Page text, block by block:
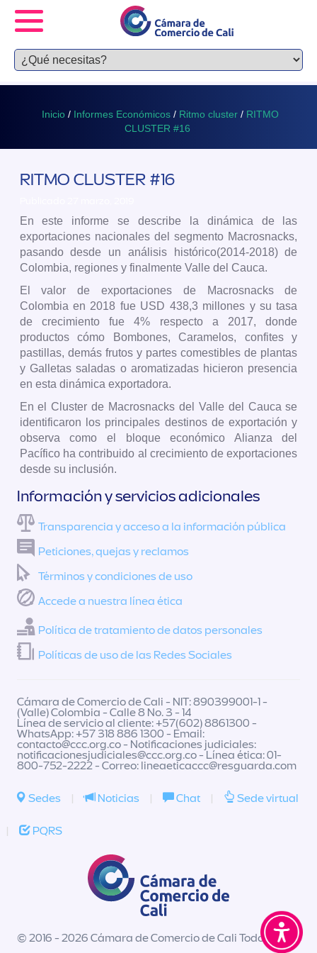
Inicio / Informes Económicos / Ritmo cluster / RITMO
CLUSTER #16
RITMO CLUSTER #16
En este informe se describe la dinámica de las
exportaciones nacionales del segmento Macrosnacks,
pasando desde un análisis histórico(2014-2018) de
Colombia, regiones y finalmente Valle del Cauca.
El valor de exportaciones de Macrosnacks de
Colombia en 2018 fue USD 438,3 millones y su tasa
de crecimiento fue 4% respecto a 2017, donde
productos cómo Bombones, Caramelos, confites y
pastillas, demás frutos y partes comestibles de plantas
y Galletas saladas o aromatizadas hicieron presencia
en esta dinámica exportadora.
En el Cluster de Macrosnacks del Valle del Cauca se
identificaron los principales destinos de exportación y
observa como el bloque económico Alianza del
Pacífico ha contribuido al crecimiento de exportaciones
desde su inclusión.
Información y servicios adicionales
Transparencia y acceso a la información pública
Peticiones, quejas y reclamos
Términos y condiciones de uso
Accede a nuestra línea ética
Política de tratamiento de datos personales
Políticas de uso de las Redes Sociales
Cámara de Comercio de Cali - NIT: 890399001-1 -
(Valle) Colombia - Calle 8 No. 3 - 14
Línea de servicio al cliente: +57(602) 8861300 -
WhatsApp: +57 318 886 1300 - Email:
contacto@ccc.org.co- Notificaciones judiciales:
notificacionesjudiciales@ccc.org.co- Línea ética: 01-
800-752-2222 - Correo: lineaeticaccc@resguarda.com
Sedes | Noticias | Chat | Sede virtual
| PQRS
© 2016 - 2026 Cámara de Comercio de Cali Todos los